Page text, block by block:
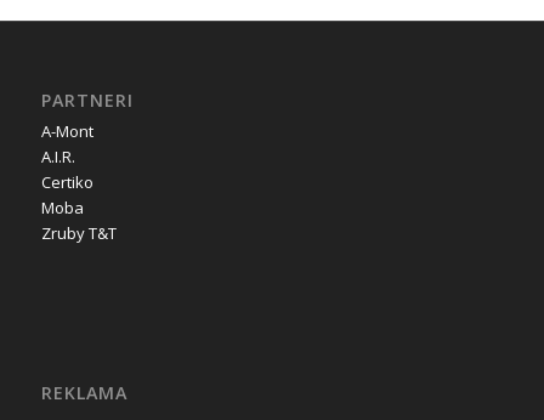
PARTNERI
A-Mont
A.I.R.
Certiko
Moba
Zruby T&T
REKLAMA